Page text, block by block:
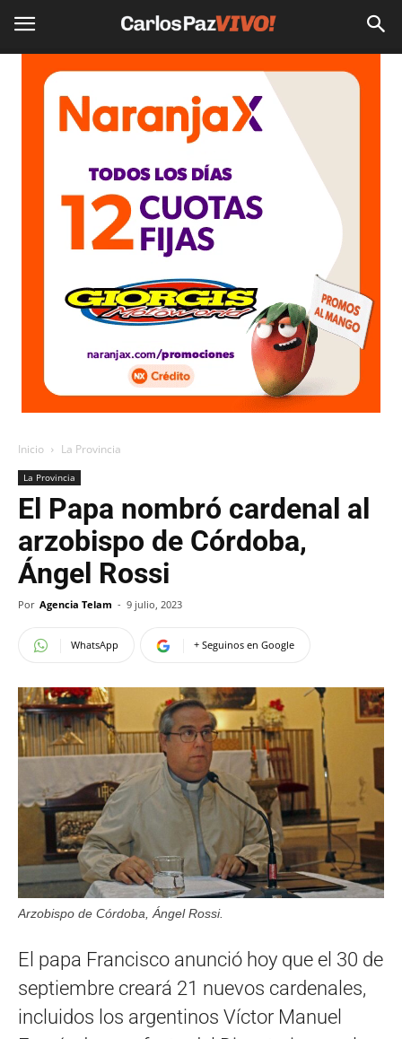
Inicio La Provincia
La Provincia
El Papa nombró cardenal al
arzobispo de Córdoba,
Ángel Rossi
Por Agencia Telam - 9 julio, 2023
WhatsApp + Seguinos en Google
Arzobispo de Córdoba, Ángel Rossi.
El papa Francisco anunció hoy que el 30 de
septiembre creará 21 nuevos cardenales,
incluidos los argentinos Víctor Manuel